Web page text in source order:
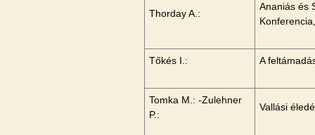
Thorday A.:
Ananiás és
Tőkés I.: A
Tomka M.: -Zulehner
P.:
Vallási